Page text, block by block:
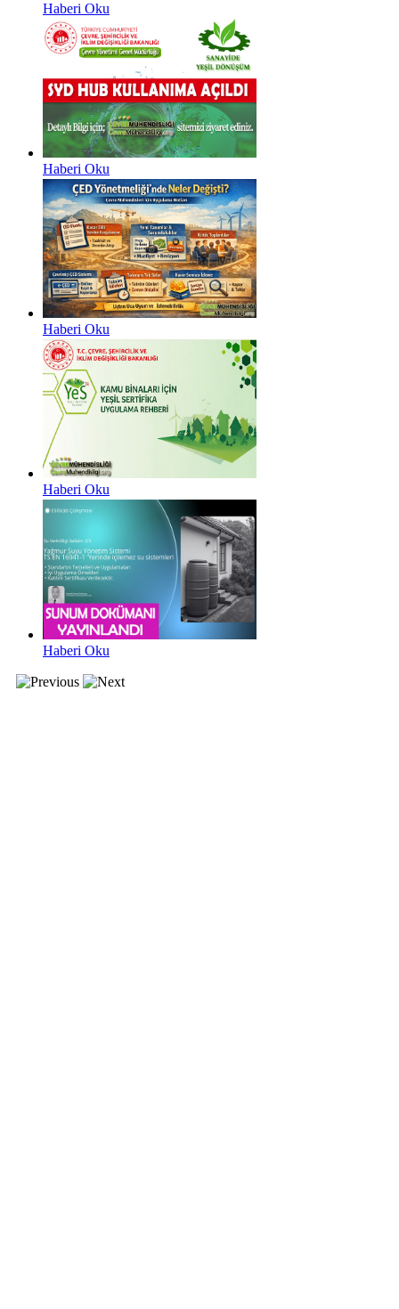
Haberi Oku
Haberi Oku
Haberi Oku
Haberi Oku
Haberi Oku